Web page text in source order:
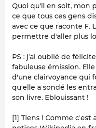
Quoi qu'il en soit, mon
ce que tous ces gens
avec ce que raconte F.
permettre d'aller plus
PS : j'ai oublié de
fabuleuse émission.
d'une clairvoyance qui
qu'elle a sondé les
son livre. Eblouissant !
[1] Tiens ! Comme c'est